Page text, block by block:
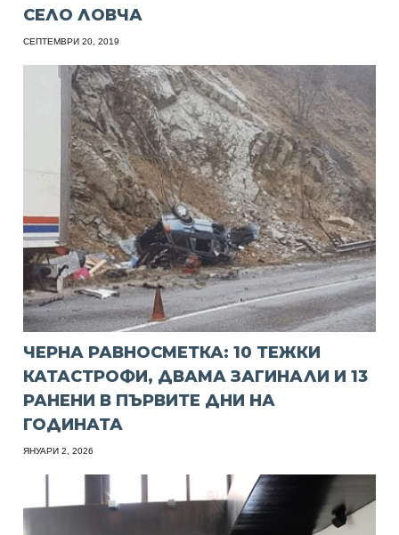
СЕЛО ЛОВЧА
СЕПТЕМВРИ 20, 2019
ЧЕРНА РАВНОСМЕТКА: 10 ТЕЖКИ
КАТАСТРОФИ, ДВАМА ЗАГИНАЛИ И 13
РАНЕНИ В ПЪРВИТЕ ДНИ НА
ГОДИНАТА
ЯНУАРИ 2, 2026